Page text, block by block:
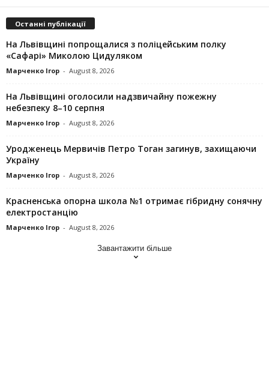
Останні публікації
На Львівщині попрощалися з поліцейським полку
«Сафарі» Миколою Цидуляком
Марченко Ігор - August 8, 2026
На Львівщині оголосили надзвичайну пожежну
небезпеку 8–10 серпня
Марченко Ігор - August 8, 2026
Уродженець Мервичів Петро Тоган загинув, захищаючи
Україну
Марченко Ігор - August 8, 2026
Красненська опорна школа №1 отримає гібридну сонячну
електростанцію
Марченко Ігор - August 8, 2026
Завантажити більше